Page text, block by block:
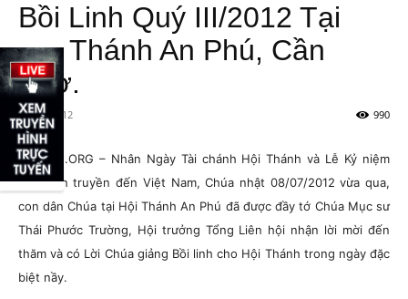
Bồi Linh Quý III/2012 Tại
Hội Thánh An Phú, Cần
Thơ.
11/07/2012 990
HTTLVN.ORG – Nhân Ngày Tài chánh Hội Thánh và Lễ Kỷ niệm
Tin Lành truyền đến Việt Nam, Chúa nhật 08/07/2012 vừa qua,
con dân Chúa tại Hội Thánh An Phú đã được đầy tớ Chúa Mục sư
Thái Phước Trường, Hội trưởng Tổng Liên hội nhận lời mời đến
thăm và có Lời Chúa giảng Bồi linh cho Hội Thánh trong ngày đặc
biệt nầy.